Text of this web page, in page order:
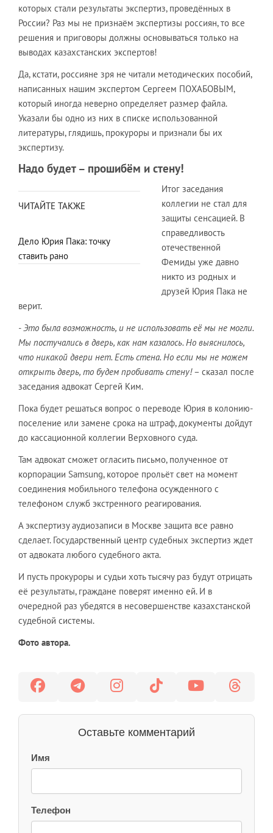
которых стали результаты экспертиз, проведённых в
России? Раз мы не признаём экспертизы россиян, то все
решения и приговоры должны основываться только на
выводах казахстанских экспертов!
Да, кстати, россияне зря не читали методических пособий,
написанных нашим экспертом Сергеем ПОХАБОВЫМ,
который иногда неверно определяет размер файла.
Указали бы одно из них в списке использованной
литературы, глядишь, прокуроры и признали бы их
экспертизу.
Надо будет – прошибём и стену!
ЧИТАЙТЕ ТАКЖЕ
Дело Юрия Пака: точку
ставить рано
Итог заседания
коллегии не стал для
защиты сенсацией. В
справедливость
отечественной
Фемиды уже давно
никто из родных и
друзей Юрия Пака не
верит.
- Это была возможность, и не использовать её мы не могли.
Мы постучались в дверь, как нам казалось. Но выяснилось,
что никакой двери нет. Есть стена. Но если мы не можем
открыть дверь, то будем пробивать стену!– сказал после
заседания адвокат Сергей Ким.
Пока будет решаться вопрос о переводе Юрия в колонию-
поселение или замене срока на штраф, документы дойдут
до кассационной коллегии Верховного суда.
Там адвокат сможет огласить письмо, полученное от
корпорации Samsung, которое прольёт свет на момент
соединения мобильного телефона осужденного с
телефоном служб экстренного реагирования.
А экспертизу аудиозаписи в Москве защита все равно
сделает. Государственный центр судебных экспертиз ждет
от адвоката любого судебного акта.
И пусть прокуроры и судьи хоть тысячу раз будут отрицать
её результаты, граждане поверят именно ей. И в
очередной раз убедятся в несовершенстве казахстанской
судебной системы.
Фото автора.
Оставьте комментарий
Имя
Телефон